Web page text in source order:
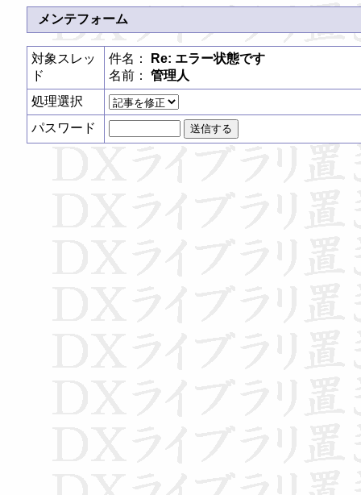
メンテフォーム
対象スレッ
ド
件名：
Re: エラー状態です
名前： 管理人
処理選択
パスワード